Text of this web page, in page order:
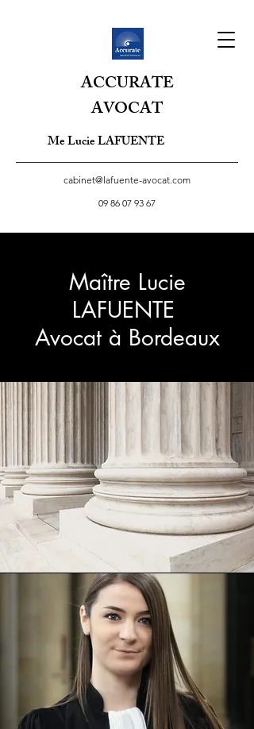
ACCURATE
AVOCAT
Me Lucie LAFUENTE
cabinet@lafuente-avocat.com
09 86 07 93 67
Maître Lucie
LAFUENTE
Avocat à Bordeaux